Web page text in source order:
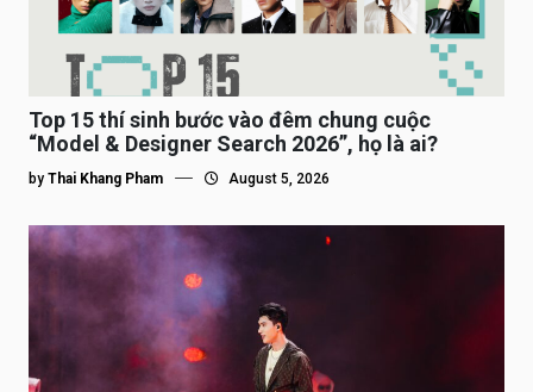
Top 15 thí sinh bước vào đêm chung cuộc
“Model & Designer Search 2026”, họ là ai?
by Thai Khang Pham August 5, 2026